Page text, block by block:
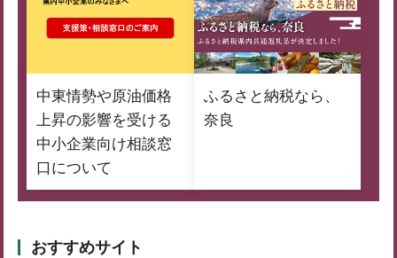
中東情勢や原油価格
上昇の影響を受ける
中小企業向け相談窓
口について
ふるさと納税なら、
奈良
おすすめサイト